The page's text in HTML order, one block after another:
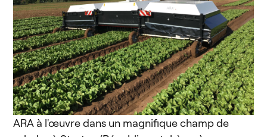
ARA à l'œuvre dans un magnifique champ de